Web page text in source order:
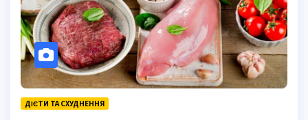
ДІЄТИ ТА СХУДНЕННЯ